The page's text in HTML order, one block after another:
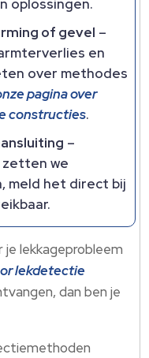
oplossingen.​
of gevel –
en
over methodes
pagina over
constructies.​
–
zetten we
meld het direct bij
je lekkageprobleem
lekdetectie
dan ben je